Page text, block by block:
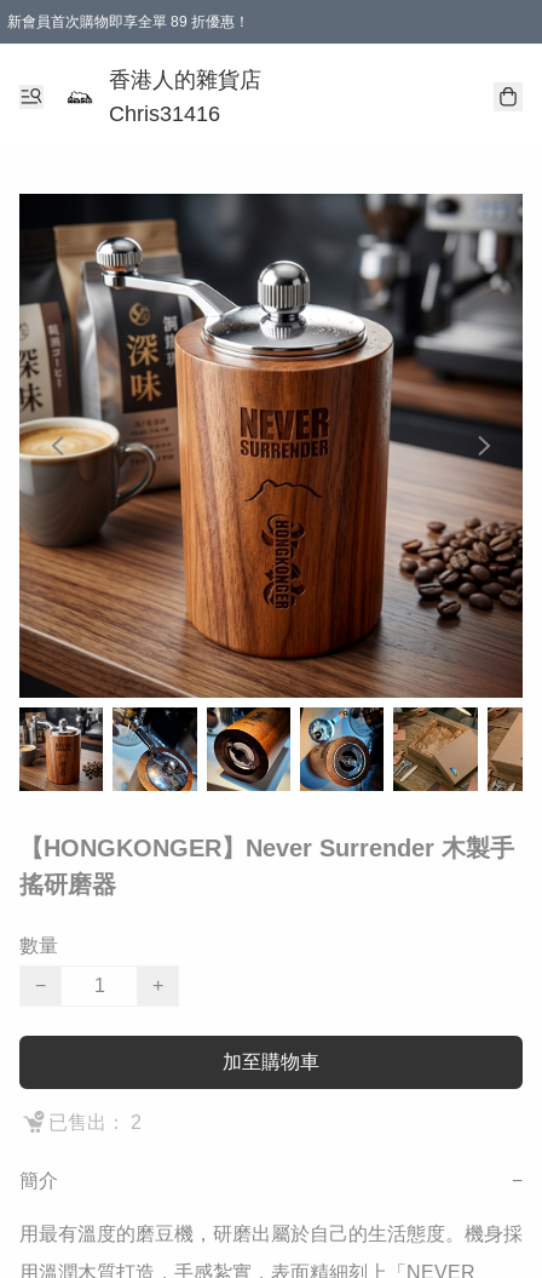
新會員首次購物即享全單 89 折優惠！
購物滿 HKD 499.00即享免運費優惠！（適用於 本地送貨、本地取貨 )
【滿 $300 專屬驚喜：無聲信物（最後一批）】
香港人的雜貨店
Chris31416
​【HONGKONGER】Never Surrender 木製手
搖研磨器
數量
−
+
加至購物車
已售出： 2
簡介 −
​用最有溫度的磨豆機，研磨出屬於自己的生活態度。機身採
用溫潤木質打造，手感紮實，表面精細刻上「NEVER